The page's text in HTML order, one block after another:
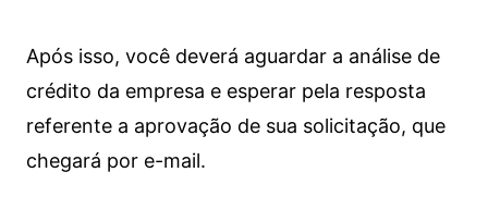
Após isso, você deverá aguardar a análise de
crédito da empresa e esperar pela resposta
referente a aprovação de sua solicitação, que
chegará por e-mail.